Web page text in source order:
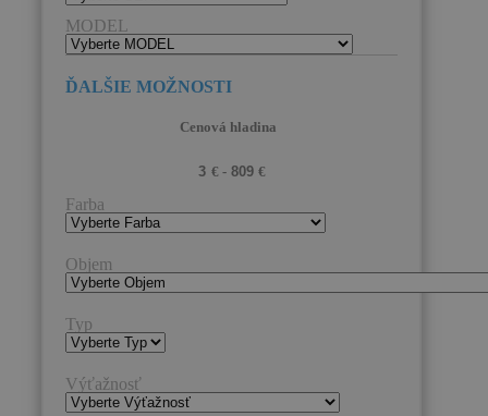
MODEL
Cenová hladina
Farba
Objem
Typ
Výťažnosť